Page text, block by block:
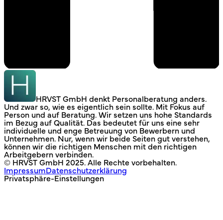
HRVST GmbH denkt Personalberatung anders.
Und zwar so, wie es eigentlich sein sollte. Mit Fokus auf
Person und auf Beratung. Wir setzen uns hohe Standards
im Bezug auf Qualität. Das bedeutet für uns eine sehr
individuelle und enge Betreuung von Bewerbern und
Unternehmen. Nur, wenn wir beide Seiten gut verstehen,
können wir die richtigen Menschen mit den richtigen
Arbeitgebern verbinden.
© HRVST GmbH 2025. Alle Rechte vorbehalten.
Impressum Datenschutzerklärung
Privatsphäre-Einstellungen